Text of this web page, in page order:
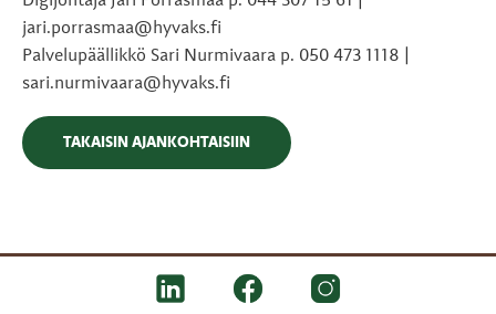
jari.porrasmaa@hyvaks.fi
Palvelupäällikkö Sari Nurmivaara p. 050 473 1118 |
sari.nurmivaara@hyvaks.fi
TAKAISIN AJANKOHTAISIIN